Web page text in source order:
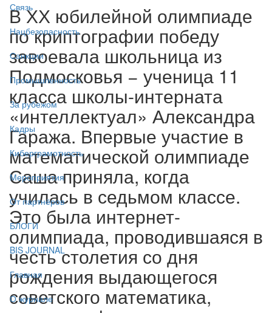
Связь
Нацбезопасность
Санкции
Промышленность
За рубежом
Кадры
Киберграмотность
Мероприятия
От партнёров
БЛОГИ
BIS JOURNAL
Главная
О журнале
В ХХ юбилейной олимпиаде
по криптографии победу
завоевала школьница из
Подмосковья − ученица 11
класса школы-интерната
«интеллектуал» Александра
Гаража. Впервые участие в
математической олимпиаде
Саша приняла, когда
училась в седьмом классе.
Это была интернет-
олимпиада, проводившаяся в
честь столетия со дня
рождения выдающегося
советского математика,